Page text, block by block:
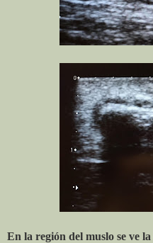
En la región del muslo se ve